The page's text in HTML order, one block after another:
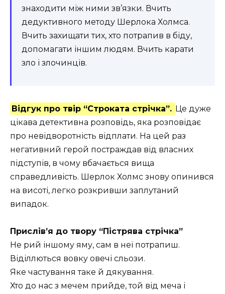
знаходити між ними зв’язки. Вчить
дедуктивного методу Шерлока Холмса.
Вчить захищати тих, хто потрапив в біду,
допомагати іншим людям. Вчить карати
зло і злочинців.
Відгук про твір “Строката стрічка”. Це дуже
цікава детективна розповідь, яка розповідає
про невідворотність відплати. На цей раз
негативний герой постраждав від власних
підступів, в чому вбачається вища
справедливість. Шерлок Холмс знову опинився
на висоті, легко розкривши заплутаний
випадок.
Прислів’я до твору “Пістрява стрічка”
Не рий іншому яму, сам в неї потрапиш.
Віділлються вовку овечі сльози.
Яке частування таке й дякування.
Хто до нас з мечем прийде, той від меча і